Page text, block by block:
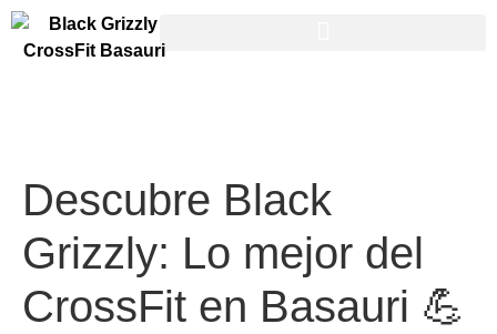
Descubre Black
Grizzly: Lo mejor del
CrossFit en Basauri 💪